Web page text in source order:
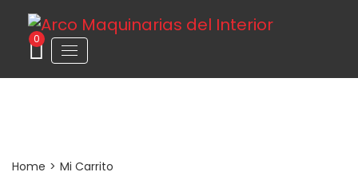
0
Home > Mi Carrito